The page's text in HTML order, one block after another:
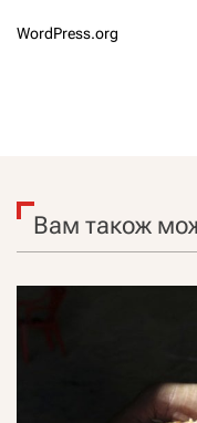
WordPress.org
Вам також